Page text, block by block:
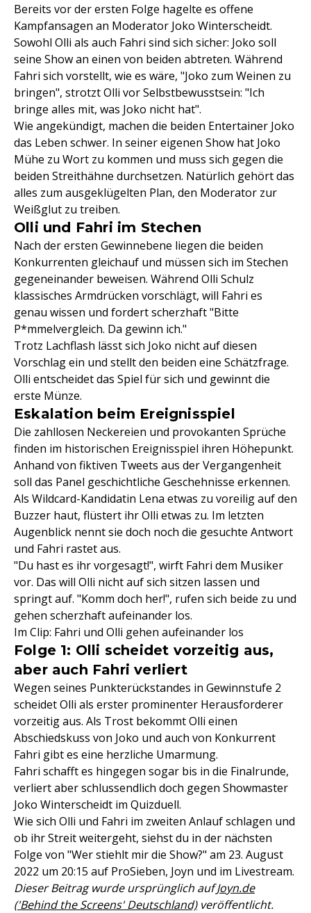
Bereits vor der ersten Folge hagelte es offene
Kampfansagen an Moderator Joko Winterscheidt.
Sowohl Olli als auch Fahri sind sich sicher: Joko soll
seine Show an einen von beiden abtreten. Während
Fahri sich vorstellt, wie es wäre, "Joko zum Weinen zu
bringen", strotzt Olli vor Selbstbewusstsein: "Ich
bringe alles mit, was Joko nicht hat".
Wie angekündigt, machen die beiden Entertainer Joko
das Leben schwer. In seiner eigenen Show hat Joko
Mühe zu Wort zu kommen und muss sich gegen die
beiden Streithähne durchsetzen. Natürlich gehört das
alles zum ausgeklügelten Plan, den Moderator zur
Weißglut zu treiben.
Olli und Fahri im Stechen
Nach der ersten Gewinnebene liegen die beiden
Konkurrenten gleichauf und müssen sich im Stechen
gegeneinander beweisen. Während Olli Schulz
klassisches Armdrücken vorschlägt, will Fahri es
genau wissen und fordert scherzhaft "Bitte
P*mmelvergleich. Da gewinn ich."
Trotz Lachflash lässt sich Joko nicht auf diesen
Vorschlag ein und stellt den beiden eine Schätzfrage.
Olli entscheidet das Spiel für sich und gewinnt die
erste Münze.
Eskalation beim Ereignisspiel
Die zahllosen Neckereien und provokanten Sprüche
finden im historischen Ereignisspiel ihren Höhepunkt.
Anhand von fiktiven Tweets aus der Vergangenheit
soll das Panel geschichtliche Geschehnisse erkennen.
Als Wildcard-Kandidatin Lena etwas zu voreilig auf den
Buzzer haut, flüstert ihr Olli etwas zu. Im letzten
Augenblick nennt sie doch noch die gesuchte Antwort
und Fahri rastet aus.
"Du hast es ihr vorgesagt!", wirft Fahri dem Musiker
vor. Das will Olli nicht auf sich sitzen lassen und
springt auf. "Komm doch her!", rufen sich beide zu und
gehen scherzhaft aufeinander los.
Im Clip: Fahri und Olli gehen aufeinander los
Folge 1: Olli scheidet vorzeitig aus,
aber auch Fahri verliert
Wegen seines Punkterückstandes in Gewinnstufe 2
scheidet Olli als erster prominenter Herausforderer
vorzeitig aus. Als Trost bekommt Olli einen
Abschiedskuss von Joko und auch von Konkurrent
Fahri gibt es eine herzliche Umarmung.
Fahri schafft es hingegen sogar bis in die Finalrunde,
verliert aber schlussendlich doch gegen Showmaster
Joko Winterscheidt im Quizduell.
Wie sich Olli und Fahri im zweiten Anlauf schlagen und
ob ihr Streit weitergeht, siehst du in der nächsten
Folge von "Wer stiehlt mir die Show?" am 23. August
2022 um 20:15 auf ProSieben, Joyn und im Livestream.
Dieser Beitrag wurde ursprünglich aufJoyn.de
('Behind the Screens' Deutschland)veröffentlicht.